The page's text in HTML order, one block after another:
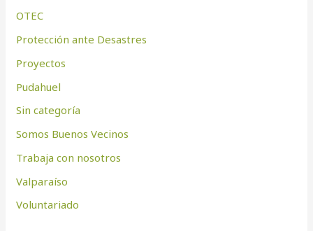
OTEC
Protección ante Desastres
Proyectos
Pudahuel
Sin categoría
Somos Buenos Vecinos
Trabaja con nosotros
Valparaíso
Voluntariado